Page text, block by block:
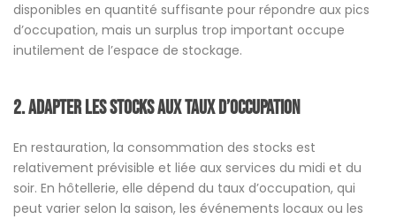
disponibles en quantité suffisante pour répondre aux pics
d’occupation, mais un surplus trop important occupe
inutilement de l’espace de stockage.
2.Adapter les stocks aux taux d’occupation
En restauration, la consommation des stocks est
relativement prévisible et liée aux services du midi et du
soir. En hôtellerie, elle dépend du taux d’occupation, qui
peut varier selon la saison, les événements locaux ou les